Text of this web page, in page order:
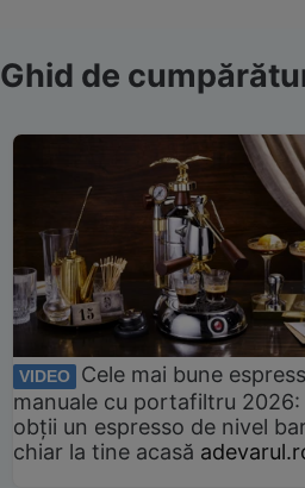
Ghid de
VIDEO
Cele mai bune
manuale cu portafiltru 2026:
obții un espresso de nivel
chiar la tine acasă